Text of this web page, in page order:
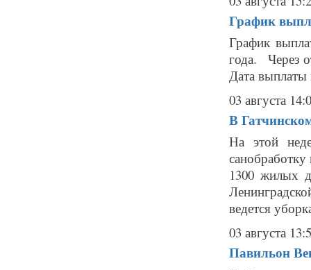
График
График
года. Через
Дата выплаты
03 августа
В
На этой
1300 жилых
ведется
03 августа
Павильон